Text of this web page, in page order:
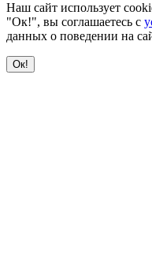
Наш сайт использует
"Ок!", вы соглашаетесь с
данных о поведении на
Ок!